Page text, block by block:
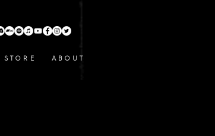
S T O R E A B O U T